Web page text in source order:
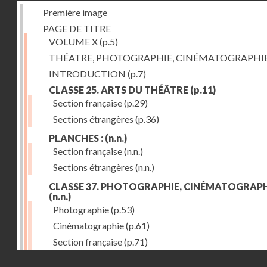
Première image
PAGE DE TITRE
VOLUME X(p.5)
THÉATRE, PHOTOGRAPHIE,
INTRODUCTION (p.7)
CLASSE 25. ARTS DU THÉÂTRE (p.11)
Section française(p.29)
Sections étrangères (p.36)
PLANCHES : (n.n.)
Section française(n.n.)
Sections étrangères (n.n.)
CLASSE 37. PHOTOGRAPHIE,
(n.n.)
Photographie(p.53)
Cinématographie(p.61)
Section française(p.71)